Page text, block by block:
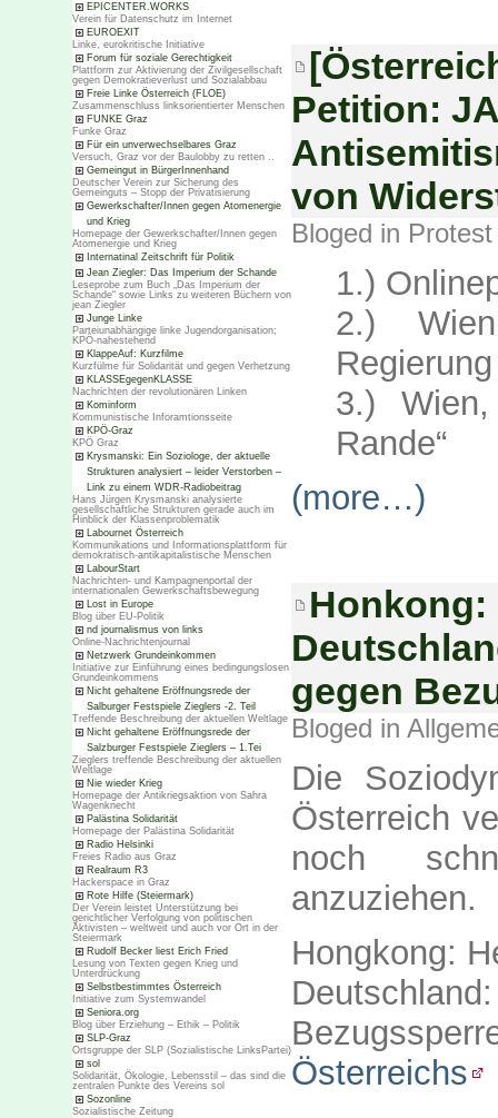
EPICENTER.WORKS
Verein für Datenschutz im Internet
EUROEXIT
Linke, eurokritische Initiative
Forum für soziale Gerechtigkeit
Plattform zur Aktivierung der Zivilgesellschaft
gegen Demokratieverlust und Sozialabbau
Freie Linke Österreich (FLOE)
Zusammenschluss linksorientierter Menschen
FUNKE Graz
Funke Graz
Für ein unverwechselbares Graz
Versuch, Graz vor der Baulobby zu retten ..
Gemeingut in BürgerInnenhand
Deutscher Verein zur Sicherung des
Gemeinguts – Stopp der Privatisierung
Gewerkschafter/Innen gegen Atomenergie
und Krieg
Homepage der Gewerkschafter/Innen gegen
Atomenergie und Krieg
Internatinal Zeitschrift für Politik
Jean Ziegler: Das Imperium der Schande
Leseprobe zum Buch „Das Imperium der
Schande“ sowie Links zu weiteren Büchern von
jean Ziegler
Junge Linke
Parteiunabhängige linke Jugendorganisation;
KPÖ-nahestehend
KlappeAuf: Kurzfilme
Kurzfülme für Solidarität und gegen Verhetzung
KLASSEgegenKLASSE
Nachrichten der revolutionären Linken
Kominform
Kommunistische Inforamtionsseite
KPÖ-Graz
KPÖ Graz
Krysmanski: Ein Soziologe, der aktuelle
Strukturen analysiert – leider Verstorben –
Link zu einem WDR-Radiobeitrag
Hans Jürgen Krysmanski analysierte
gesellschaftliche Strukturen gerade auch im
Hinblick der Klassenproblematik
Labournet Österreich
Kommunikations und Informationsplattform für
demokratisch-antikapitalistische Menschen
LabourStart
Nachrichten- und Kampagnenportal der
internationalen Gewerkschaftsbewegung
Lost in Europe
Blog über EU-Politik
nd journalismus von links
Online-Nachrichtenjournal
Netzwerk Grundeinkommen
Initiative zur Einführung eines bedingungslosen
Grundeinkommens
Nicht gehaltene Eröffnungsrede der
Salburger Festspiele Zieglers -2. Teil
Treffende Beschreibung der aktuellen Weltlage
Nicht gehaltene Eröffnungsrede der
Salzburger Festspiele Zieglers – 1.Tei
Zieglers treffende Beschreibung der aktuellen
Weltlage
Nie wieder Krieg
Homepage der Antikriegsaktion von Sahra
Wagenknecht
Palästina Solidarität
Homepage der Palästina Solidarität
Radio Helsinki
Freies Radio aus Graz
Realraum R3
Hackerspace in Graz
Rote Hilfe (Steiermark)
Der Verein leistet Unterstützung bei
gerichtlicher Verfolgung von politischen
Aktivisten – weltweit und auch vor Ort in der
Steiermark
Rudolf Becker liest Erich Fried
Lesung von Texten gegen Krieg und
Unterdrückung
Selbstbestimmtes Österreich
Initiative zum Systemwandel
Seniora.org
Blog über Erziehung – Ethik – Politik
SLP-Graz
Ortsgruppe der SLP (Sozialistische LinksPartei)
sol
Solidarität, Ökologie, Lebensstil – das sind die
zentralen Punkte des Vereins sol
Sozonline
Sozialistische Zeitung
Petition:
von
Bloged in Protest
1.)
2.)
3.)
Rande“
(more…)
Honkong:
gegen
Bloged in
Die
Österreich
noch
anzuziehen.
Hongkong:
Österreichs